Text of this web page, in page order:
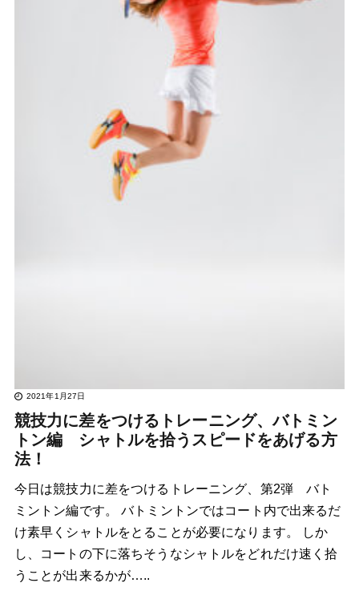
2021年1月27日
競技力に差をつけるトレーニング、バトミン
トン編 シャトルを拾うスピードをあげる方
法！
今日は競技力に差をつけるトレーニング、第2弾 バト
ミントン編です。 バトミントンではコート内で出来るだ
け素早くシャトルをとることが必要になります。 しか
し、コートの下に落ちそうなシャトルをどれだけ速く拾
うことが出来るかが…..